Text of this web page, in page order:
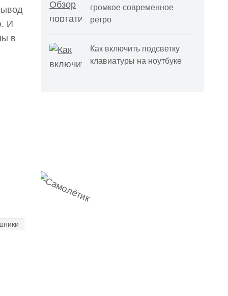
И
в
громкое современное
ретро
Как включить подсветку
клавиатуры на ноутбуке